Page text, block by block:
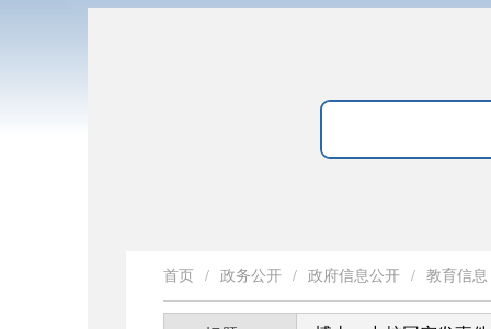
首页 / 政务公开 / 政府信息公开 / 教育信息